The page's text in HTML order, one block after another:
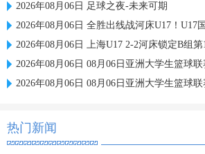
2026年08月06日 足球之夜-未来可期
2026年08月06日 全胜出线战河床U17！U17国足2-1十人药
2026年08月06日 上海U17 2-2河床锁定B组第1 吕孟洋点
2026年08月06日 08月06日亚洲大学生篮球联赛8强赛 北京大
2026年08月06日 08月06日亚洲大学生篮球联赛8强赛 延
热门新闻